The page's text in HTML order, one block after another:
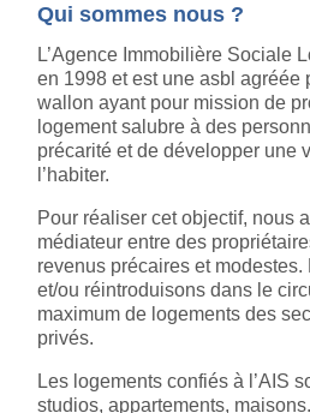
Qui sommes nous ?
L’Agence Immobilière Sociale
en 1998 et est une asbl agréée
wallon ayant pour mission de
logement salubre à des
précarité et de développer une
l’habiter.
Pour réaliser cet objectif, nous
médiateur entre des
revenus précaires et
et/ou réintroduisons dans le
maximum de logements des
privés.
Les logements confiés à l’AIS
studios, appartements, maisons.